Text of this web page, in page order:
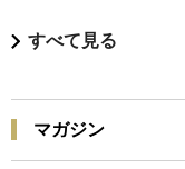
すべて見る
マガジン